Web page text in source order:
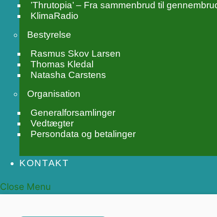
’Thrutopia’ – Fra sammenbrud til
KlimaRadio
Bestyrelse
Rasmus Skov Larsen
Thomas Kledal
Natasha Carstens
Organisation
Generalforsamlinger
Vedtægter
Persondata og betalinger
KONTAKT
Close Menu